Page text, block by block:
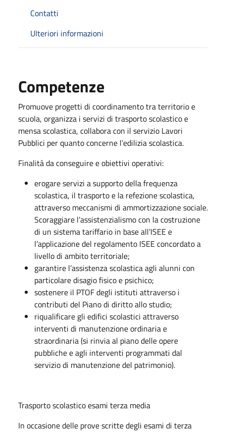
Contatti
Ulteriori informazioni
Competenze
Promuove progetti di coordinamento tra territorio e
scuola, organizza i servizi di trasporto scolastico e
mensa scolastica, collabora con il servizio Lavori
Pubblici per quanto concerne l’edilizia scolastica.
Finalità da conseguire e obiettivi operativi:
erogare servizi a supporto della frequenza
scolastica, il trasporto e la refezione scolastica,
attraverso meccanismi di ammortizzazione sociale.
Scoraggiare l’assistenzialismo con la costruzione
di un sistema tariffario in base all’ISEE e
l’applicazione del regolamento ISEE concordato a
livello di ambito territoriale;
garantire l’assistenza scolastica agli alunni con
particolare disagio fisico e psichico;
sostenere il PTOF degli istituti attraverso i
contributi del Piano di diritto allo studio;
riqualificare gli edifici scolastici attraverso
interventi di manutenzione ordinaria e
straordinaria (si rinvia al piano delle opere
pubbliche e agli interventi programmati dal
servizio di manutenzione del patrimonio).
Trasporto scolastico esami terza media
In occasione delle prove scritte degli esami di terza